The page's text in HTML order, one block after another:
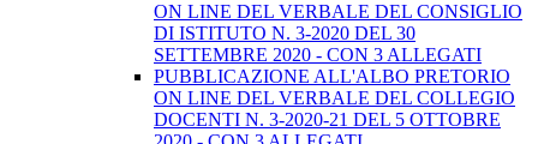
ON LINE DEL VERBALE DEL CONSIGLIO
DI ISTITUTO N. 3-2020 DEL 30
SETTEMBRE 2020 - CON 3 ALLEGATI
PUBBLICAZIONE ALL'ALBO PRETORIO
ON LINE DEL VERBALE DEL COLLEGIO
DOCENTI N. 3-2020-21 DEL 5 OTTOBRE